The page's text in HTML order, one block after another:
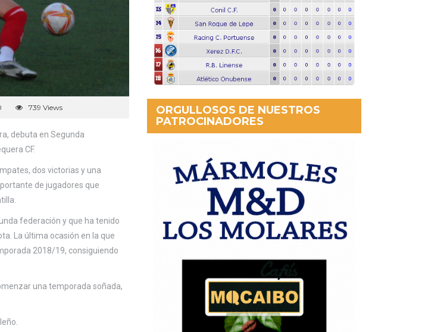
739 Views
debuta en Segunda
CF.
dos victorias y una
de jugadores que
federación y que ha tenido
La última ocasión en la que
2018/19, consiguiendo
una temporada soñada,
ORGULLOSOS DE NUESTROS
PATROCINADORES